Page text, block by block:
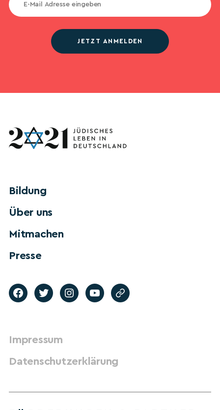
JETZT ANMELDEN
Bildung
Über uns
Mitmachen
Presse
Impressum
Datenschutzerklärung